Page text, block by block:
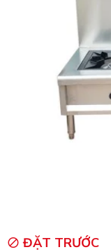
ĐẶT TRƯỚC